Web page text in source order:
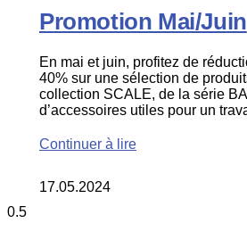
Promotion Mai/Juin
En mai et juin, profitez de
40% sur une sélection de
collection SCALE, de la série
d’accessoires utiles pour un
Continuer à lire
17.05.2024